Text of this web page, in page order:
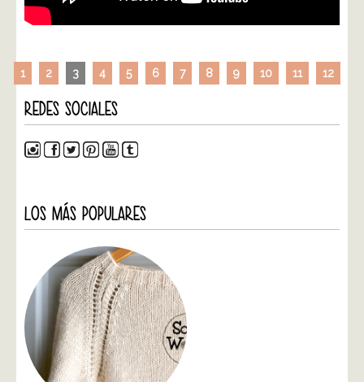
1 2 3 4 5 6 7 8 9 10 11 12
REDES SOCIALES
LOS MÁS POPULARES